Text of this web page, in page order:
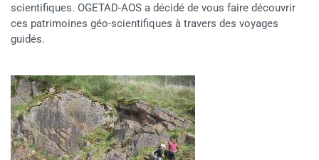
scientifiques. OGETAD-AOS a décidé de vous faire découvrir
ces patrimoines géo-scientifiques à travers des voyages
guidés.